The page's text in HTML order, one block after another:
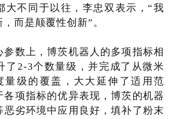
大不同于以往，李忠双表示，“我
而是颠覆性创新”。
数上，博茨机器人的多项指标相
了2-3个数量级，并完成了从微米
量级的覆盖，大大延伸了适用范
各项指标的优异表现，博茨的机器
恶劣环境中应用良好，填补了粉末